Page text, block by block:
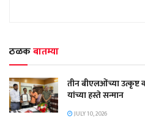
ठळकबातम्या
तीन बीएलओंच्या उत्कृष्ट
यांच्या हस्ते सन्मान
JULY 10, 2026